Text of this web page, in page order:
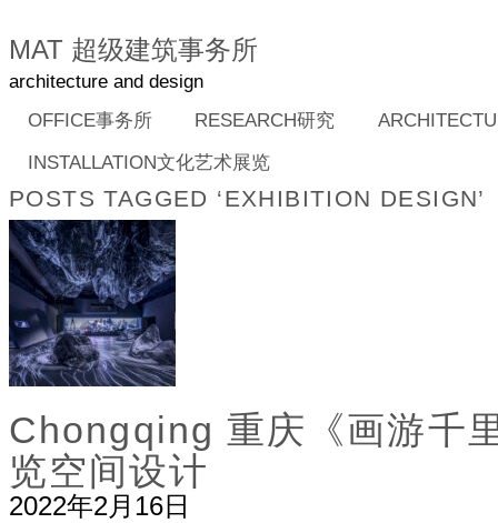
MAT 超级建筑事务所
architecture and design
OFFICE事务所
RESEARCH研究
INSTALLATION文化艺术展览
POSTS TAGGED ‘EXHIBITION DESIGN’
Chongqing重庆《画游千
览空间设计
2022年2月16日